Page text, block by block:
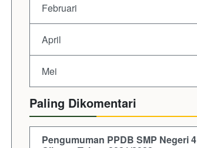
Februari
April
Mei
Paling Dikomentari
Pengumuman PPDB SMP Negeri 4